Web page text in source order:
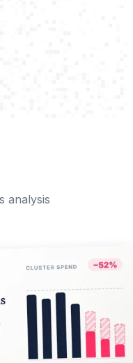
analysis